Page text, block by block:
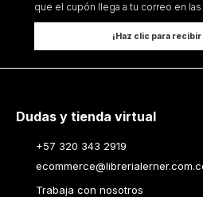
que el cupón llega a tu correo en
¡Haz clic para
Dudas y tienda virtual
+57 320 343 2919
Trabaja con nosotros